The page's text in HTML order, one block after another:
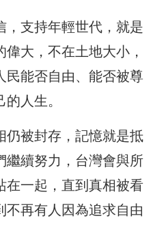
，支持年輕世代，就是
大，不在土地大小，
民能否自由、能否被尊
人生。
仍被封存，記憶就是抵
繼續努力，台灣會與所
在一起，直到真相被看
不再有人因為追求自由